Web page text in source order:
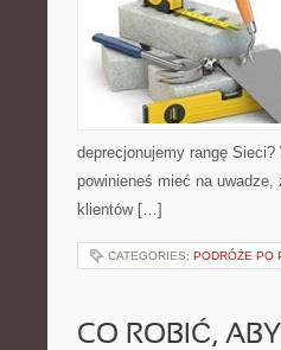
deprecjonujemy rangę
powinieneś mieć na
klientów […]
CATEGORIES: PODRÓŻE PO
CO ROBIĆ,